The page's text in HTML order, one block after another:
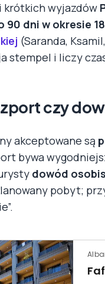
wyjazdów
90 dni w okresie
(Saranda,
stempel i liczy
czy
akceptowane są
bywa
dowód
pobyt;